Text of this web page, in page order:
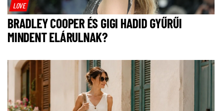
LOVE
BRADLEY COOPER ÉS GIGI HADID GYŰRŰI
MINDENT ELÁRULNAK?